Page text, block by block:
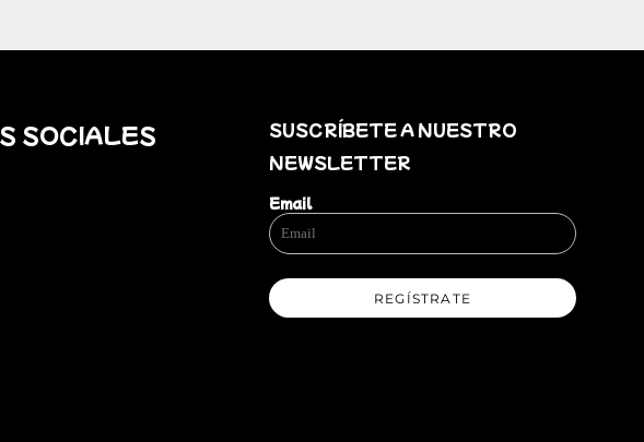
SOCIALES
SUSCRÍBETE A NUESTRO
NEWSLETTER
Email
REGÍSTRATE